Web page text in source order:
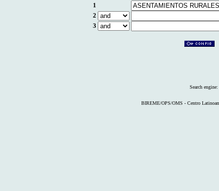
1
2
3
Search engine:
BIREME/OPS/OMS - Centro